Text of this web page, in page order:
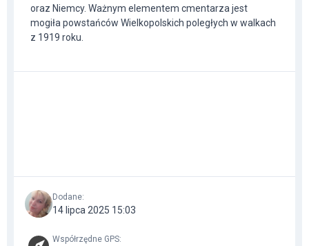
oraz Niemcy. Ważnym elementem cmentarza jest
mogiła powstańców Wielkopolskich poległych w walkach
z 1919 roku.
Dodane:
14 lipca 2025 15:03
Współrzędne GPS: